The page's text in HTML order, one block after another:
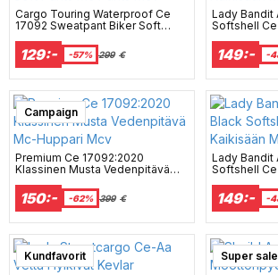
Cargo Touring Waterproof Ce
17092 Sweatpant Biker Soft
Pants Mc Pants Mcv
129:- -57% 299 €
Lady Bandit
Softshell
149:- -
Campaign
Premium Ce 17092:2020
Klassinen Musta Vedenpitävä
150:- -62% 399 €
Lady Bandit
Softshell
149:- -
Kundfavorit Super sale